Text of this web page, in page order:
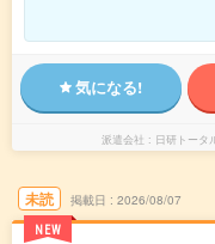
気になる!
派遣会社 日研トータ
未読
NEW
掲載日 2026/08/07